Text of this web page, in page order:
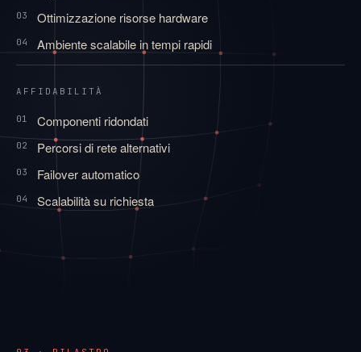
03 Ottimizzazione risorse hardware
04 Ambiente scalabile in tempi rapidi
AFFIDABILITÀ
01 Componenti ridondati
02 Percorsi di rete alternativi
03 Failover automatico
04 Scalabilità su richiesta